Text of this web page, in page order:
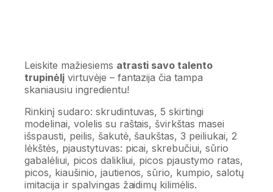
Leiskite mažiesiems atrasti savo talento
trupinėlįvirtuvėje – fantazija čia tampa
skaniausiu ingredientu!
Rinkinį sudaro: skrudintuvas, 5 skirtingi
modelinai, volelis su raštais, švirkštas masei
išspausti, peilis, šakutė, šaukštas, 3 peiliukai, 2
lėkštės, pjaustytuvas: picai, skrebučiui, sūrio
gabalėliui, picos dalikliui, picos pjaustymo ratas,
picos, kiaušinio, jautienos, sūrio, kumpio, salotų
imitacija ir spalvingas žaidimų kilimėlis.